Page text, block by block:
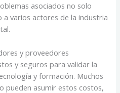
asociados no solo
varios actores de la industria
y proveedores
y seguros para validar la
y formación. Muchos
pueden asumir estos costos,